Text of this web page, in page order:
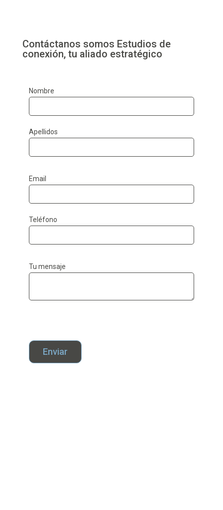
Contáctanos somos Estudios de
conexión, tu aliado estratégico
Nombre
Apellidos
Email
Teléfono
Tu mensaje
Enviar